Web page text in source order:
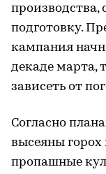
производства,
подготовку.
кампания
декаде марта,
зависеть от
Согласно
высеяны
пропашные